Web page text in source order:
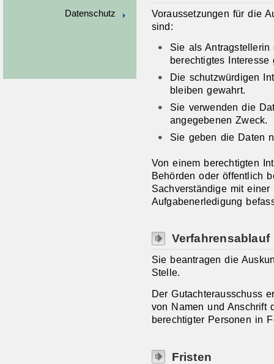
Datenschutz
Voraussetzungen für die
sind:
Sie als
berechtigtes
Die schutzwürdigen
bleiben gewahrt.
Sie verwenden die
angegebenen Zweck.
Sie geben die Daten
Von einem berechtigten
Behörden oder öffentlich
Sachverständige mit
Aufgabenerledigung
Verfahrensablauf
Sie beantragen die
Stelle.
Der Gutachterausschuss
von Namen und Anschrift
berechtigter Personen in
Fristen